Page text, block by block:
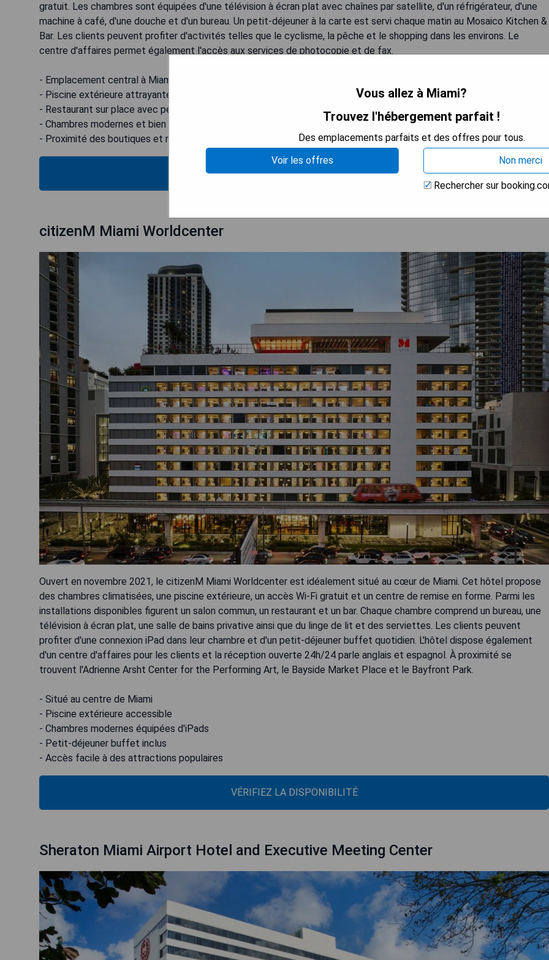
gratuit. Les chambres sont équipées d'une télévision à écran plat avec chaînes par satellite, d'un réfrigérateur, d'une
machine à café, d'une douche et d'un bureau. Un petit-déjeuner à la carte est servi chaque matin au Mosaico Kitchen &
Bar. Les clients peuvent profiter d'activités telles que le cyclisme, la pêche et le shopping dans les environs. Le
centre d'affaires permet également l'accès aux services de photocopie et de fax.
- Emplacement central à Miami
- Piscine extérieure attrayante
- Restaurant sur place avec petit-déjeuner à la carte
- Chambres modernes et bien équipées
- Proximité des boutiques et restaurants
VÉRIFIEZ LA DISPONIBILITÉ
citizenM Miami Worldcenter
Ouvert en novembre 2021, le citizenM Miami Worldcenter est idéalement situé au cœur de Miami. Cet hôtel propose
des chambres climatisées, une piscine extérieure, un accès Wi-Fi gratuit et un centre de remise en forme. Parmi les
installations disponibles figurent un salon commun, un restaurant et un bar. Chaque chambre comprend un bureau, une
télévision à écran plat, une salle de bains privative ainsi que du linge de lit et des serviettes. Les clients peuvent
profiter d'une connexion iPad dans leur chambre et d'un petit-déjeuner buffet quotidien. L'hôtel dispose également
d'un centre d'affaires pour les clients et la réception ouverte 24h/24 parle anglais et espagnol. À proximité se
trouvent l'Adrienne Arsht Center for the Performing Art, le Bayside Market Place et le Bayfront Park.
- Situé au centre de Miami
- Piscine extérieure accessible
- Chambres modernes équipées d'iPads
- Petit-déjeuner buffet inclus
- Accès facile à des attractions populaires
VÉRIFIEZ LA DISPONIBILITÉ
Sheraton Miami Airport Hotel and Executive Meeting Center
Vous allez à Miami?
Trouvez l'hébergement parfait !
Des emplacements parfaits et des offres pour tous.
Voir les offres
Non merci
Rechercher sur